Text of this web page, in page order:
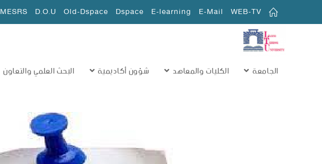
WEB-TV
E-Mail
E-learning
Dspace
Old-Dspace
D.O.U
MESRS
الجامعة الكليات والمعاهد شؤون أكاديمية البحث العلمي والتعاون